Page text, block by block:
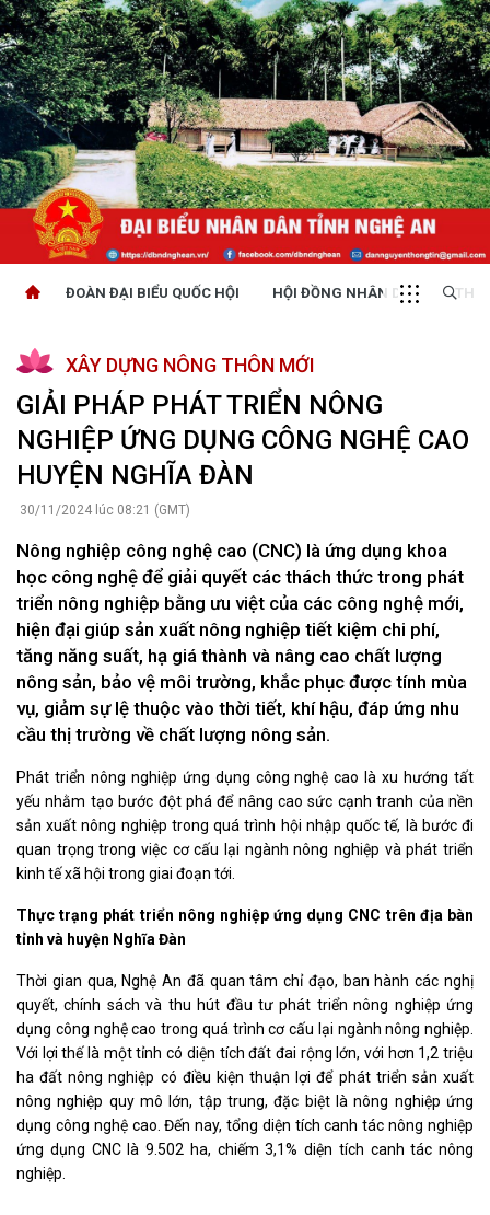
ĐOÀN ĐẠI BIỂU QUỐC HỘI HỘI ĐỒNG NHÂN DÂN
XÂY DỰNG NÔNG THÔN MỚI
GIẢI PHÁP PHÁT TRIỂN NÔNG
NGHIỆP ỨNG DỤNG CÔNG NGHỆ CAO
HUYỆN NGHĨA ĐÀN
30/11/2024 lúc 08:21 (GMT)
Nông nghiệp công nghệ cao (CNC) là ứng dụng khoa
học công nghệ để giải quyết các thách thức trong phát
triển nông nghiệp bằng ưu việt của các công nghệ mới,
hiện đại giúp sản xuất nông nghiệp tiết kiệm chi phí,
tăng năng suất, hạ giá thành và nâng cao chất lượng
nông sản, bảo vệ môi trường, khắc phục được tính mùa
vụ, giảm sự lệ thuộc vào thời tiết, khí hậu, đáp ứng nhu
cầu thị trường về chất lượng nông sản.
Phát triển nông nghiệp ứng dụng công nghệ cao là xu hướng tất
yếu nhằm tạo bước đột phá để nâng cao sức cạnh tranh của nền
sản xuất nông nghiệp trong quá trình hội nhập quốc tế, là bước đi
quan trọng trong việc cơ cấu lại ngành nông nghiệp và phát triển
kinh tế xã hội trong giai đoạn tới.
Thực trạng phát triển nông nghiệp ứng dụng CNC trên địa bàn
tỉnh và huyện Nghĩa Đàn
Thời gian qua, Nghệ An đã quan tâm chỉ đạo, ban hành các nghị
quyết, chính sách và thu hút đầu tư phát triển nông nghiệp ứng
dụng công nghệ cao trong quá trình cơ cấu lại ngành nông nghiệp.
Với lợi thế là một tỉnh có diện tích đất đai rộng lớn, với hơn 1,2 triệu
ha đất nông nghiệp có điều kiện thuận lợi để phát triển sản xuất
nông nghiệp quy mô lớn, tập trung, đặc biệt là nông nghiệp ứng
dụng công nghệ cao. Đến nay, tổng diện tích canh tác nông nghiệp
ứng dụng CNC là 9.502 ha, chiếm 3,1% diện tích canh tác nông
nghiệp.